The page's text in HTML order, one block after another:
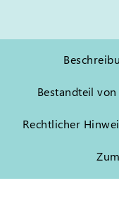
Bestandteil
Rechtlicher